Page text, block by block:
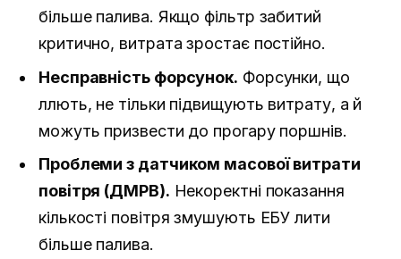
більше палива. Якщо фільтр забитий
критично, витрата зростає постійно.
Несправність форсунок. Форсунки, що
ллють, не тільки підвищують витрату, а й
можуть призвести до прогару поршнів.
Проблеми з датчиком масової витрати
повітря (ДМРВ). Некоректні показання
кількості повітря змушують ЕБУ лити
більше палива.